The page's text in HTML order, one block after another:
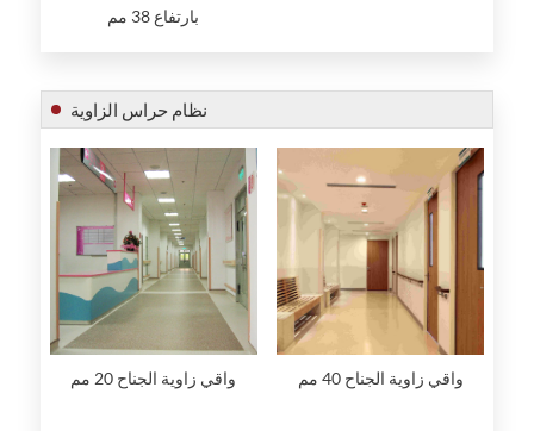
بارتفاع 38 مم
نظام حراس الزاوية
واقي زاوية الجناح 20 مم واقي زاوية الجناح 40 مم